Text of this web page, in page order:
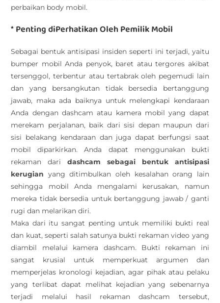
perbaikan body mobil.
* Penting diPerhatikan Oleh Pemilik Mobil
Sebagai bentuk antisipasi insiden seperti ini terjadi, yaitu
bumper mobil Anda penyok, baret atau tergores akibat
tersenggol, terbentur atau tertabrak oleh pegemudi lain
dan yang bersangkutan tidak bersedia bertanggung
jawab, maka ada baiknya untuk melengkapi kendaraan
Anda dengan dashcam atau kamera mobil yang dapat
merekam perjalanan, baik dari sisi depan maupun dari
sisi belakang kendaraan dan juga dapat berfungsi saat
mobil diparkirkan. Anda dapat menggunakan bukti
rekaman daridashcam
sebagai bentuk antisipasi
kerugian yang ditimbulkan oleh kesalahan orang lain
sehingga mobil Anda mengalami kerusakan, namun
mereka tidak bersedia untuk bertanggung jawab / ganti
rugi dan melarikan diri.
Maka dari itu sangat penting untuk memiliki bukti real
dan kuat, seperti salah satunya bukti rekaman video yang
diambil melalui kamera dashcam. Bukti rekaman ini
sangat krusial untuk memperkuat argumen dan
memperjelas kronologi kejadian, agar pihak atau pelaku
yang terlibat dapat melihat kejadian yang sebenarnya
terjadi melalui hasil rekaman dashcam tersebut,